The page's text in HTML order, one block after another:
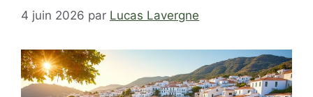
4 juin 2026 par Lucas Lavergne